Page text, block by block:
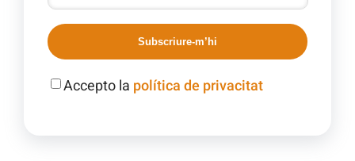
Subscriure-m’hi
Accepto la política de privacitat